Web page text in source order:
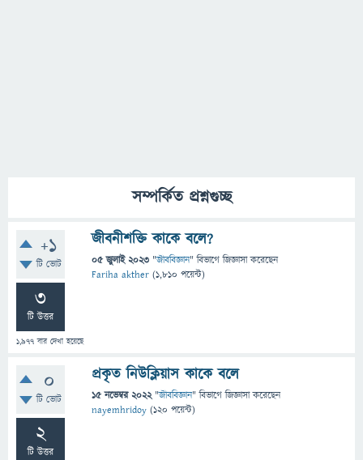
সম্পর্কিত প্রশ্নগুচ্ছ
+1
টি ভোট
3
টি উত্তর
1,977 বার দেখা হয়েছে
জীবনীশক্তি কাকে বলে?
05 জুলাই 2023 "জীববিজ্ঞান" বিভাগে জিজ্ঞাসাকরেছেন
Fariha akther (1,810 পয়েন্ট)
0
টি ভোট
2
টি উত্তর
প্রকৃত নিউক্লিয়াস কাকে বলে
15 নভেম্বর 2022 "জীববিজ্ঞান" বিভাগে জিজ্ঞাসাকরেছেন
nayemhridoy (120 পয়েন্ট)